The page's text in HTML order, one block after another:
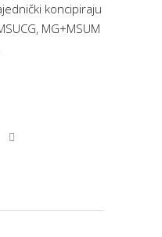
koncipiraju
MG+MSUM